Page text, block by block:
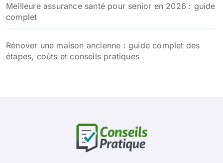
Meilleure assurance santé pour senior en 2026 : guide
complet
Rénover une maison ancienne : guide complet des
étapes, coûts et conseils pratiques